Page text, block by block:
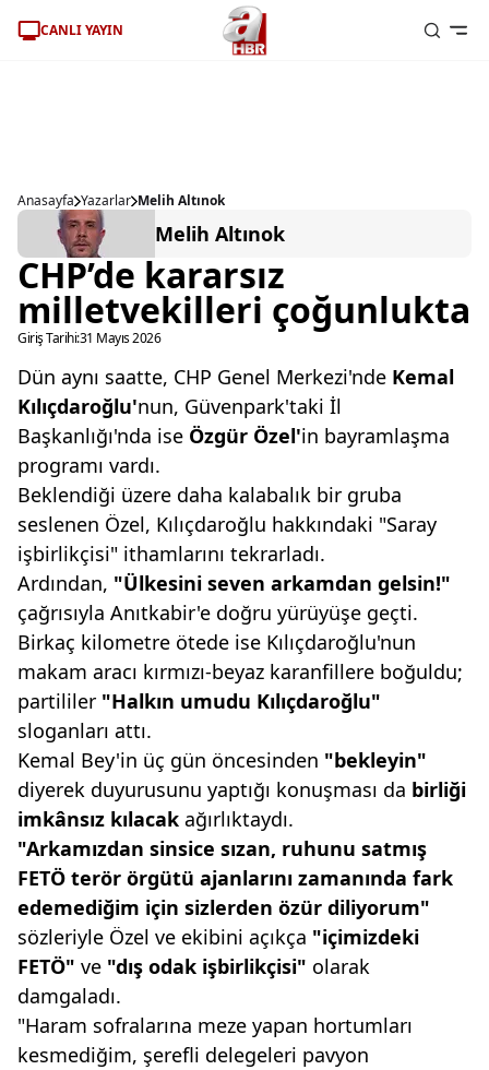
CANLI YAYIN
Anasayfa Yazarlar Melih Altınok
Melih Altınok
CHP’de kararsız
milletvekilleri çoğunlukta
Giriş Tarihi:31 Mayıs 2026
Dün aynı saatte, CHP Genel Merkezi'nde Kemal
Kılıçdaroğlu'nun, Güvenpark'taki İl
Başkanlığı'nda ise Özgür Özel'in bayramlaşma
programı vardı.
Beklendiği üzere daha kalabalık bir gruba
seslenen Özel, Kılıçdaroğlu hakkındaki "Saray
işbirlikçisi" ithamlarını tekrarladı.
Ardından, "Ülkesini seven arkamdan gelsin!"
çağrısıyla Anıtkabir'e doğru yürüyüşe geçti.
Birkaç kilometre ötede ise Kılıçdaroğlu'nun
makam aracı kırmızı-beyaz karanfillere boğuldu;
partililer "Halkın umudu Kılıçdaroğlu"
sloganları attı.
Kemal Bey'in üç gün öncesinden "bekleyin"
diyerek duyurusunu yaptığı konuşması da birliği
imkânsız kılacak ağırlıktaydı.
"Arkamızdan sinsice sızan, ruhunu satmış
FETÖ terör örgütü ajanlarını zamanında fark
edemediğim için sizlerden özür diliyorum"
sözleriyle Özel ve ekibini açıkça "içimizdeki
FETÖ" ve "dış odak işbirlikçisi" olarak
damgaladı.
"Haram sofralarına meze yapan hortumları
kesmediğim, şerefli delegeleri pavyon